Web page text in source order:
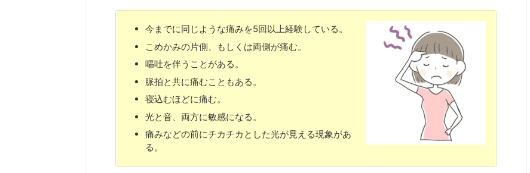
今までに同じような痛みを5回以上経験している。
こめかみの片側、もしくは両側が痛む。
嘔吐を伴うことがある。
脈拍と共に痛むこともある。
寝込むほどに痛む。
光と音、両方に敏感になる。
痛みなどの前にチカチカとした光が見える現象があ
る。